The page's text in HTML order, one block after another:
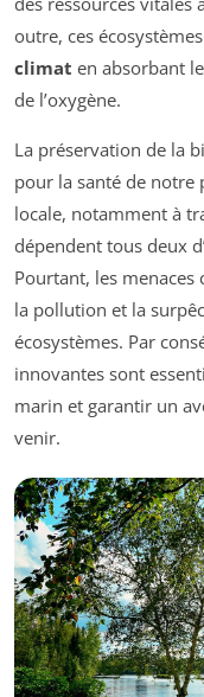
outre, ces
climat en absorbant
de l’oxygène.
La préservation de la
pour la santé de notre
locale, notamment à
dépendent tous deux
Pourtant, les menaces
la pollution et la
écosystèmes. Par
innovantes sont
marin et garantir un
venir.